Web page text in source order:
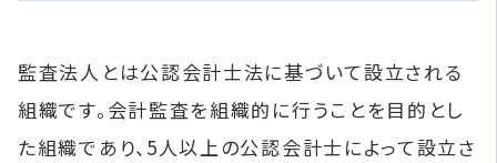
監査法人とは公認会計士法に基づいて設立される
組織です。会計監査を組織的に行うことを目的とし
た組織であり、5人以上の公認会計士によって設立さ